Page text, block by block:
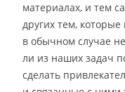
материалах, и тем
других тем,
в обычном случае
ли из наших задач
сделать